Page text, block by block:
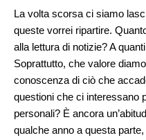
La volta scorsa ci siamo
queste vorrei ripartire.
alla lettura di notizie? A
Soprattutto, che valore
conoscenza di ciò che
questioni che ci interessano
personali? È ancora
qualche anno a questa